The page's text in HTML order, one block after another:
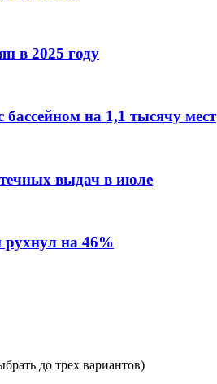
в 2025 году
на 1,1 тысячу мест
выдач в июле
рухнул на 46%
до трех вариантов)